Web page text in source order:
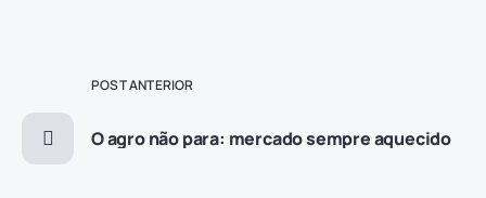
POST ANTERIOR
O agro não para: mercado sempre aquecido